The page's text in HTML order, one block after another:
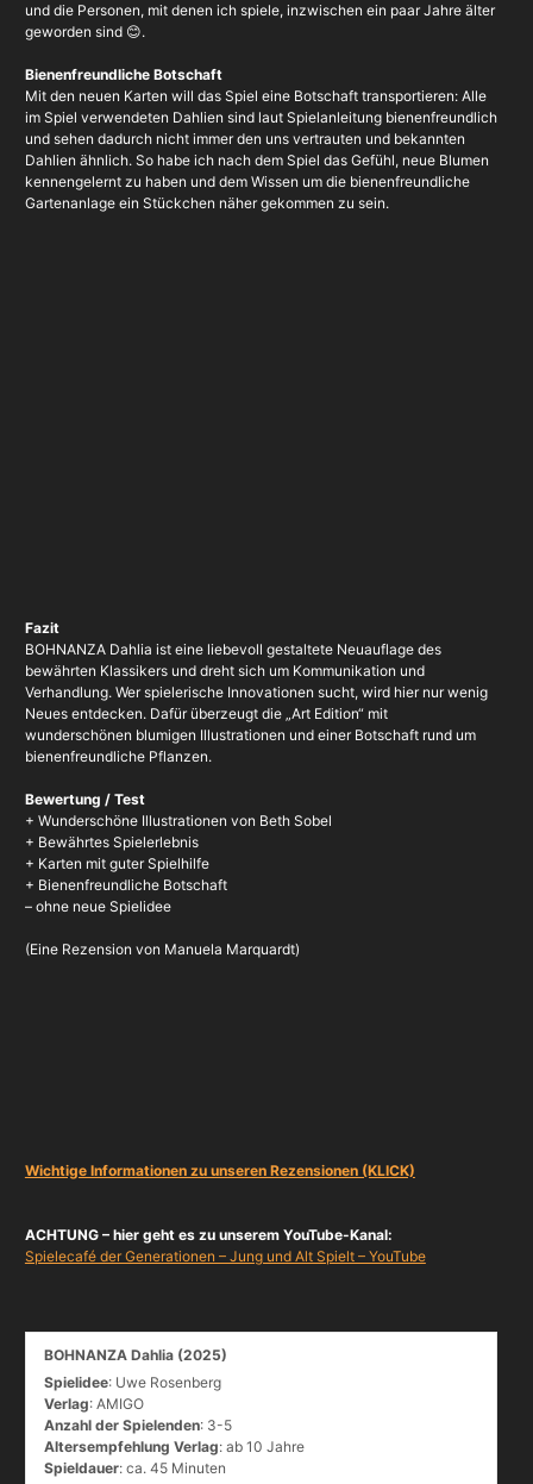
und die Personen, mit denen ich spiele, inzwischen ein paar Jahre älter
geworden sind 😊.
Bienenfreundliche Botschaft
Mit den neuen Karten will das Spiel eine Botschaft transportieren: Alle
im Spiel verwendeten Dahlien sind laut Spielanleitung bienenfreundlich
und sehen dadurch nicht immer den uns vertrauten und bekannten
Dahlien ähnlich. So habe ich nach dem Spiel das Gefühl, neue Blumen
kennengelernt zu haben und dem Wissen um die bienenfreundliche
Gartenanlage ein Stückchen näher gekommen zu sein.
Fazit
BOHNANZA Dahlia ist eine liebevoll gestaltete Neuauflage des
bewährten Klassikers und dreht sich um Kommunikation und
Verhandlung. Wer spielerische Innovationen sucht, wird hier nur wenig
Neues entdecken. Dafür überzeugt die „Art Edition“ mit
wunderschönen blumigen Illustrationen und einer Botschaft rund um
bienenfreundliche Pflanzen.
Bewertung / Test
+ Wunderschöne Illustrationen von Beth Sobel
+ Bewährtes Spielerlebnis
+ Karten mit guter Spielhilfe
+ Bienenfreundliche Botschaft
– ohne neue Spielidee
(Eine Rezension von Manuela Marquardt)
Wichtige Informationen zu unseren Rezensionen (KLICK)
ACHTUNG – hier geht es zu unserem YouTube-Kanal:
Spielecafé der Generationen – Jung und Alt Spielt – YouTube
BOHNANZA Dahlia (2025)
Spielidee: Uwe Rosenberg
Verlag: AMIGO
Anzahl der Spielenden: 3-5
Altersempfehlung Verlag: ab 10 Jahre
Spieldauer: ca. 45 Minuten